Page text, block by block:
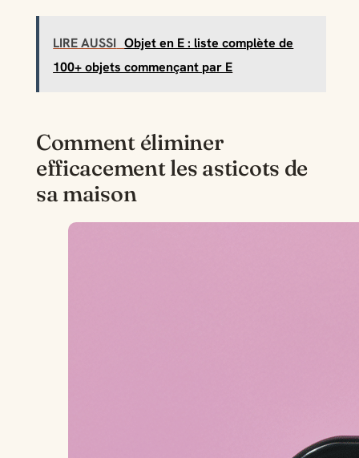
LIRE AUSSI Objet en E : liste complète de
100+ objets commençant par E
Comment éliminer
efficacement les asticots de
sa maison